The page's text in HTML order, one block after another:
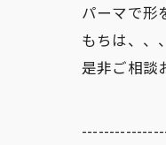
パーマで形
もちは、、
是非ご相談